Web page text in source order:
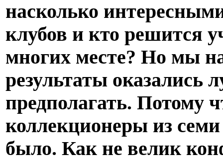
насколько
клубов и кто решится
многих месте? Но мы
результаты
предполагать. Потому
коллекционеры из
было. Как не велик